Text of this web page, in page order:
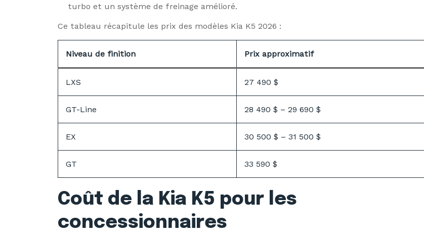
turbo et un système de freinage amélioré.
Ce tableau récapitule les prix des modèles Kia K5 2026 :
Niveau de finition Prix approximatif
LXS 27 490 $
GT-Line 28 490 $ – 29 690 $
EX 30 500 $ – 31 500 $
GT 33 590 $
Coût de la Kia K5 pour les
concessionnaires